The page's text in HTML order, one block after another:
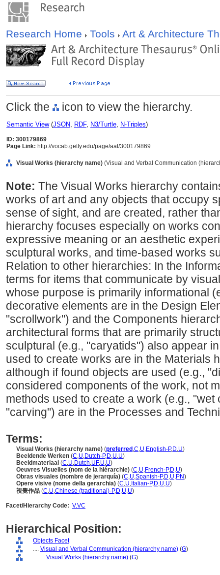
Research Home Tools Art & Architecture
Click the icon to view the hierarchy.
Semantic View(JSON, RDF, N3/Turtle, N-Triples)
ID: 300179869
Page Link: http://vocab.getty.edu/page/aat/300179869
Visual Works (hierarchy name) (Visual and Verbal Communication
Note: The Visual Works hierarchy
works of art and any objects that occupy
sense of sight, and are created, rather
hierarchy focuses especially on works
expressive meaning or an aesthetic
sculptural works, and time-based works
Relation to other hierarchies: In the
terms for items that communicate by
whose purpose is primarily informational
decorative elements are in the Design
"scrollwork") and the Components
architectural forms that are primarily
sculptural (e.g., "caryatids") also appear
used to create works are in the Materials
although if found objects are used (e.g.,
considered components of the work, not
methods used to create a work (e.g., "wet
"carving") are in the Processes and
Terms:
Visual Works (hierarchy name) (preferred ,C,U,English-P,D,U)
Beeldende Werken (C,U,Dutch-P,D,U,U)
Beeldmateriaal (C,U,Dutch,UF,U,U)
Oeuvres Visuelles (nom de la hiérarchie) (C,U,French-P,D,U)
Obras visuales (nombre de jerarquía) (C,U,Spanish-P,D,U,PN)
Opere visive (nome della gerarchia) (C,U, Italian-P,D,U,U)
視覺作品 (C,U,Chinese (traditional)-P,D,U,U)
Facet/Hierarchy Code: V.VC
Hierarchical Position:
Objects Facet
.... Visual and Verbal Communication (hierarchy name) (G)
........ Visual Works (hierarchy name) (G)